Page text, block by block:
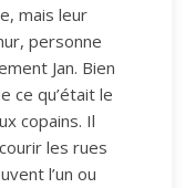
mais leur
personne
Jan. Bien
ce qu’était le
copains. Il
les rues
l’un ou